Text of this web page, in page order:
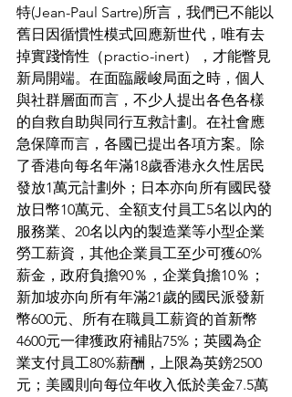
特(Jean-Paul Sartre)所言，我們已不能以
舊日因循慣性模式回應新世代，唯有去
掉實踐惰性（practio-inert），才能瞥見
新局開端。在面臨嚴峻局面之時，個人
與社群層面而言，不少人提出各色各樣
的自救自助與同行互救計劃。在社會應
急保障而言，各國已提出各項方案。除
了香港向每名年滿18歲香港永久性居民
發放1萬元計劃外；日本亦向所有國民發
放日幣10萬元、全額支付員工5名以內的
服務業、20名以內的製造業等小型企業
勞工薪資，其他企業員工至少可獲60%
薪金，政府負擔90％，企業負擔10％；
新加坡亦向所有年滿21歲的國民派發新
幣600元、所有在職員工薪資的首新幣
4600元一律獲政府補貼75%；英國為企
業支付員工80%薪酬，上限為英鎊2500
元；美國則向每位年收入低於美金7.5萬